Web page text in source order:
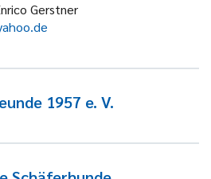
Gerstner
1957 e. V.